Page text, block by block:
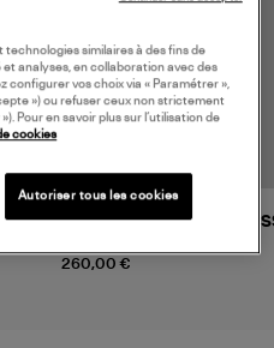
260,00 €
NINE IN THE MORNING
technologies similaires à des fins de
analyses, en collaboration avec des
configurer vos choix via « Paramétrer »,
») ou refuser ceux non strictement
Pour en savoir plus sur l’utilisation de
cookies
Autoriser tous les cookies